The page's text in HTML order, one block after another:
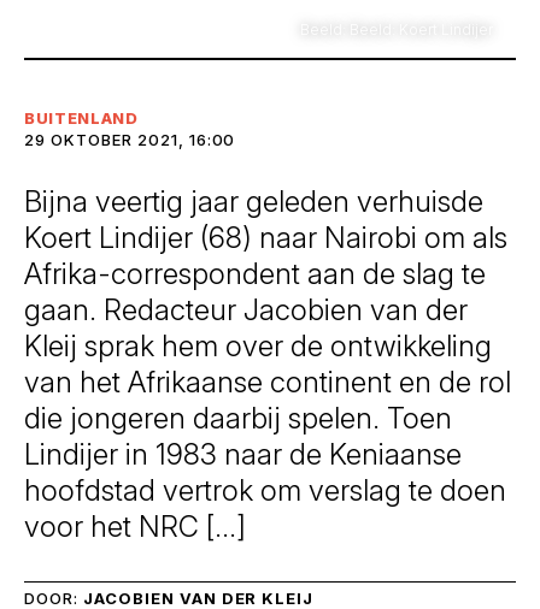
BUITENLAND
29 OKTOBER 2021, 16:00
Bijna veertig jaar geleden verhuisde
Koert Lindijer (68) naar Nairobi om als
Afrika-correspondent aan de slag te
gaan. Redacteur Jacobien van der
Kleij sprak hem over de ontwikkeling
van het Afrikaanse continent en de rol
die jongeren daarbij spelen. Toen
Lindijer in 1983 naar de Keniaanse
hoofdstad vertrok om verslag te doen
voor het NRC […]
DOOR: JACOBIEN VAN DER KLEIJ